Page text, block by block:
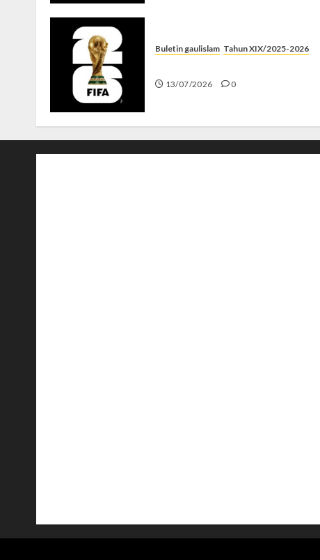
Buletin gaulislam Tahun XIX/2025-2026
13/07/2026 0